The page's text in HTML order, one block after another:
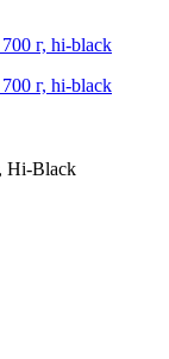
Hi-Black